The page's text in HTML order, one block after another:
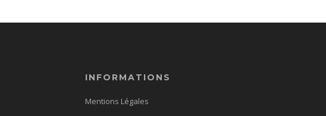
INFORMATIONS
Mentions Légales